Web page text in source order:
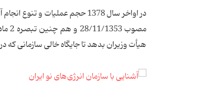
هیأت وزیران بدهد تا جایگاه خالی سازمانی